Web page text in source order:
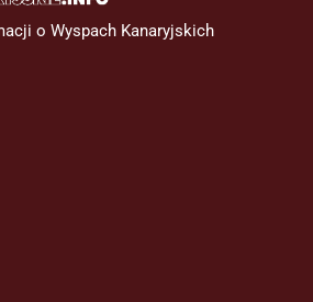
o Wyspach Kanaryjskich